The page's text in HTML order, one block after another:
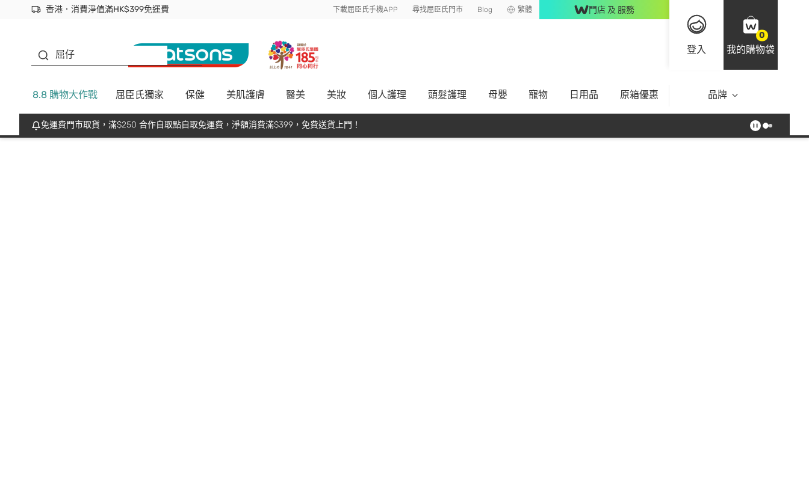
香港．消費淨值滿HK$399免運費
立即成為易賞錢會員盡享獨家優惠
首次APP下單買滿$450 輸入 NEWAPP 即減$50 下載屈臣氏手機APP 尋找屈臣氏門市 Blog 繁體 門店 及 服務
登入
0
我的購物袋
屈仔
8.8 購物大作戰 屈臣氏獨家 保健 美肌護膚 醫美 美妝 個人護理 頭髮護理 母嬰 寵物 日用品 原箱優惠 品牌
免運費門市取貨，滿$250 合作自取點自取免運費，淨額消費滿$399，免費送貨上門！